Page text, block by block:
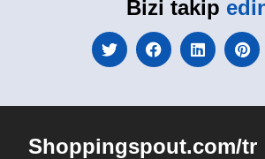
Bizi takip
Shoppingspout.com/tr